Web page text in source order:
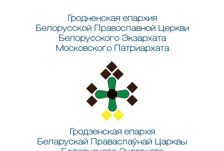
Гродненская епархия
Белорусской Православной Церкви
Белорусского Экзархата
Московского Патриархата
Гродзенская епархія
Беларускай Праваслаўнай Царквы